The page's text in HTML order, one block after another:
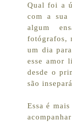
Qual foi a
com a sua
algum
fotógrafos,
um dia
esse amor
desde o
são
Essa é